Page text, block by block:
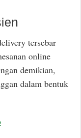
tersebar
online
demikian,
dalam bentuk